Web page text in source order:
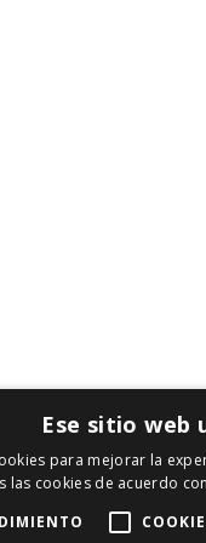
Ese sitio web
para mejorar la
las cookies de acuerdo